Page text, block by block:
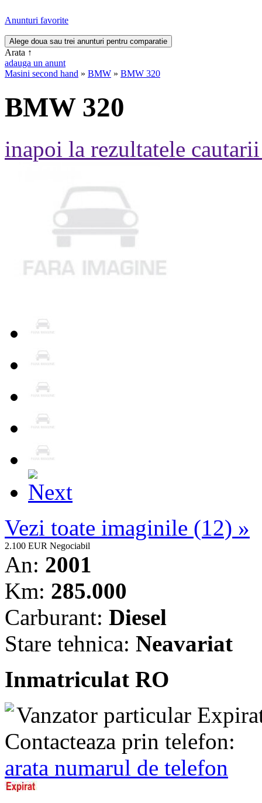
Anunturi favorite
Arata ↑
adauga un anunt
Masini second hand » BMW » BMW 320
BMW 320
inapoi la rezultatele
Vezi toate imaginile (12) »
2.100 EUR Negociabil
An: 2001
Km: 285.000
Carburant: Diesel
Stare tehnica: Neavariat
Inmatriculat RO
Vanzator particular
Contacteaza prin telefon:
arata numarul de telefon